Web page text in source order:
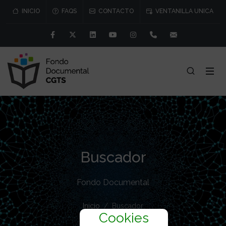
Cookies
INICIO FAQS CONTACTO VENTANILLA UNICA
FacebookTwitter LinkedinYoutubeInstagram91 541 57 76/77
Buscador
Fondo Documental
Inicio Buscador